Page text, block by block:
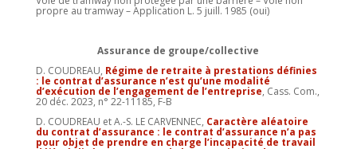
propre au tramway – Application L. 5 juill. 1985 (oui)
Assurance de groupe/collective
D. COUDREAU, Régime de retraite à prestations définies
: le contrat d’assurance n’est qu’une modalité
d’exécution de l’engagement de l’entreprise, Cass. Com.,
20 déc. 2023, n° 22-11185, F-B
D. COUDREAU et A.-S. LE CARVENNEC, Caractère aléatoire
du contrat d’assurance : le contrat d’assurance n’a pas
pour objet de prendre en charge l’incapacité de travail